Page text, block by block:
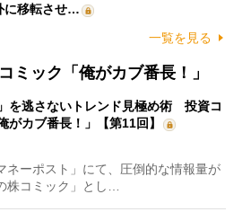
に移転させ…
一覧を見る
ミック「俺がカブ番長！」
」を逃さないトレンド見極め術 投資コ
がカブ番長！」【第11回】
ーポスト」にて、圧倒的な情報量が
株コミック」とし…